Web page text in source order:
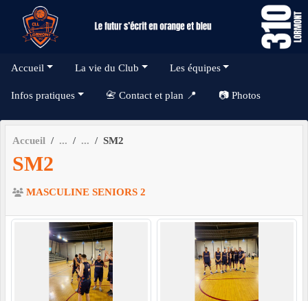
Accueil La vie du Club Les équipes
Infos pratiques 📇 Contact et plan 📍 📷 Photos
Accueil SM2
SM2
MASCULINE SENIORS 2
Panneau de gestion des cookies